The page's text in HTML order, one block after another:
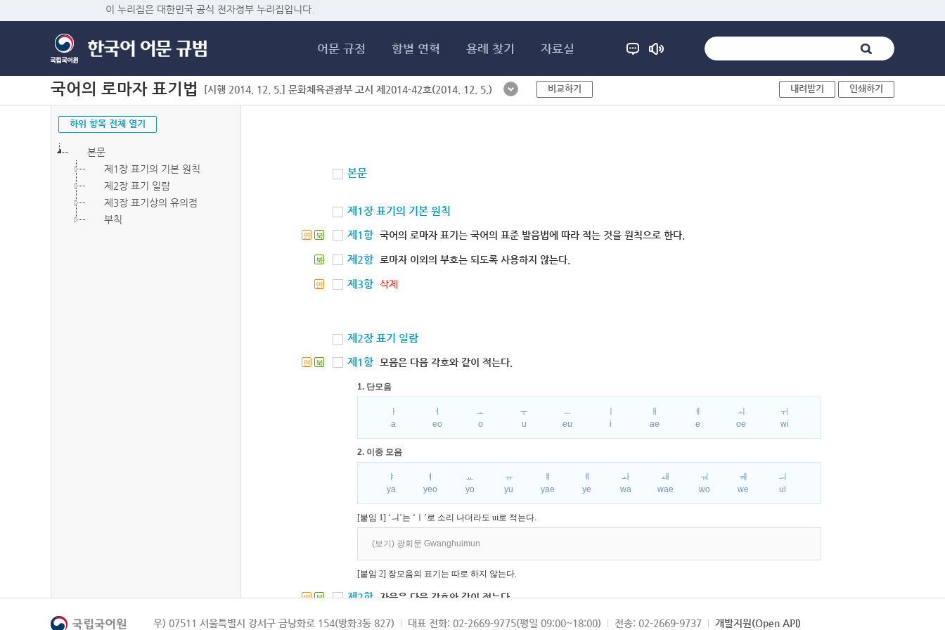
이 누리집은 대한민국 공식 전자정부 누리집입니다.
어문 규정 항별 연혁 용례 찾기 자료실
국어의 로마자 표기법 [시행 2014. 12. 5.] 문화체육관광부 고시 제2014-42호(2014. 12. 5.) 비교하기 내려받기 인쇄하기
하위 항목 전체 열기
본문
제1장 표기의 기본 원칙
제2장 표기 일람
제3장 표기상의 유의점
부칙
본문
제1장 표기의 기본 원칙
연 북 제1항 국어의 로마자 표기는 국어의 표준 발음법에 따라 적는 것을 원칙으로 한다.
북 제2항 로마자 이외의 부호는 되도록 사용하지 않는다.
연 제3항 삭제
제2장 표기 일람
연 북 제1항 모음은 다음 각호와 같이 적는다.
1. 단모음
ㅏ
a
ㅓ
eo
ㅗ
o
ㅜ
u
ㅡ
eu
i
ㅐ
ae
ㅔ
e
ㅚ
oe
ㅟ
wi
2. 이중 모음
ㅑ
ya
ㅕ
yeo
ㅛ
yo
ㅠ
yu
ㅒ
yae
ㅖ
ye
ㅘ
wa
ㅙ
wae
ㅝ
wo
ㅞ
we
ㅢ
ui
[붙임 1] ‘ㅢ’는 ‘ㅣ’로 소리 나더라도 ui로 적는다.
(보기) 광희문 Gwanghuimun
[붙임 2] 장모음의 표기는 따로 하지 않는다.
연 북 제2항 자음은 다음 각호와 같이 적는다.
1. 파열음
우) 07511 서울특별시 강서구 금낭화로 154(방화3동 827) 대표 전화: 02-2669-9775(평일 09:00~18:00) 전송: 02-2669-9737 개발지원(Open API)